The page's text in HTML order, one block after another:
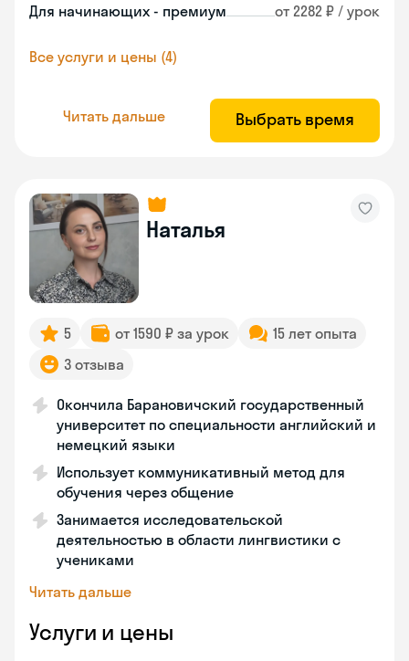
Для начинающих - премиум от 2282 ₽ / урок
Все услуги и цены (4)
Читать дальше Выбрать время
Наталья
5 от 1590 ₽ за урок
15 лет опыта
3 отзыва
Окончила Барановичский государственный
университет по специальности английский и
немецкий языки
Использует коммуникативный метод для
обучения через общение
Занимается исследовательской
деятельностью в области лингвистики с
учениками
Читать дальше
Услуги и цены